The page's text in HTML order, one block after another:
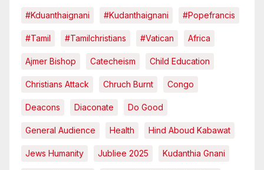
#kduanthaignani #kudanthaignani #popefrancis
#tamil #tamilchristians #vatican Africa
Ajmer Bishop Catecheism Child Education
Christians Attack Chruch Burnt Congo
Deacons Diaconate Do Good
General Audience Health Hind Aboud Kabawat
Jews Humanity Jubliee 2025 Kudanthia Gnani